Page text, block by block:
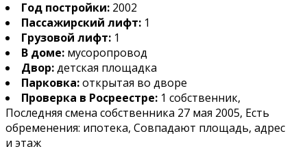
Год постройки: 2002
Пассажирский лифт: 1
Грузовой лифт: 1
В доме: мусоропровод
Двор:детская площадка
Парковка:открытая во дворе
Проверка в Росреестре: 1 собственник,
Последняя смена собственника 27 мая 2005, Есть
обременения: ипотека, Совпадают площадь, адрес
и этаж